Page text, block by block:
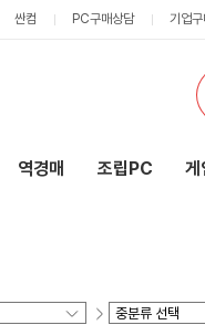
싼컴 PC구매상담 기업
역경매 조립PC 게